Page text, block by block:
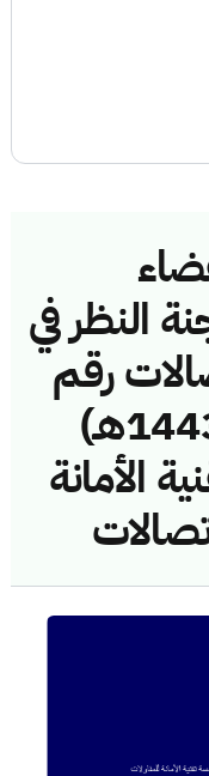
النظر في
رقم
(42745195/ق/1443هـ)
الأمانة